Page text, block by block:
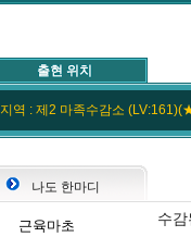
출현 위치
지역 : 제2 마족수감소
나도 한마디
근육마초 수